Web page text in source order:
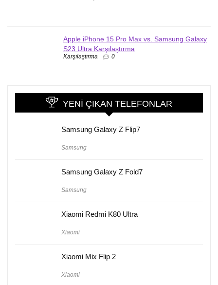
Apple iPhone 15 Pro Max vs. Samsung Galaxy
S23 Ultra Karşılaştırma
Karşılaştırma 0
YENI ÇIKAN TELEFONLAR
Samsung Galaxy Z Flip7
Samsung
Samsung Galaxy Z Fold7
Samsung
Xiaomi Redmi K80 Ultra
Xiaomi
Xiaomi Mix Flip 2
Xiaomi